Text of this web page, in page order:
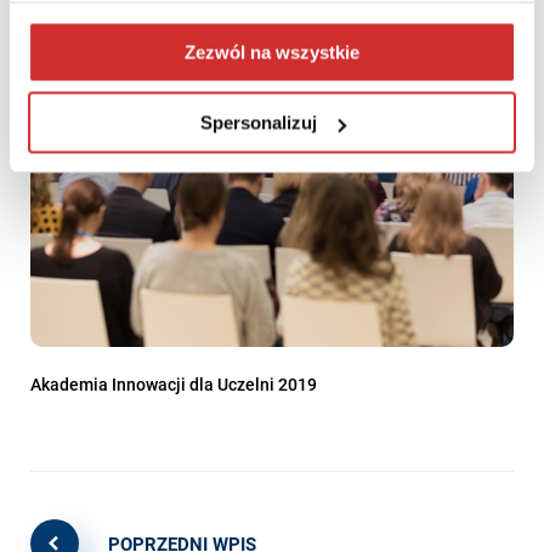
Zezwól na wszystkie
Spersonalizuj
Akademia Innowacji dla Uczelni 2019
POPRZEDNI WPIS